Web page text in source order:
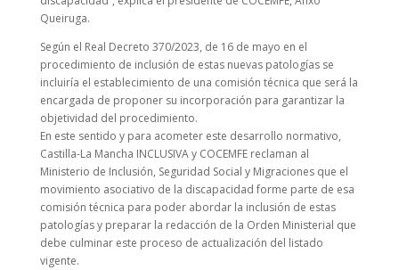
Queiruga.
Según el Real Decreto 370/2023, de 16 de mayo en el
procedimiento de inclusión de estas nuevas patologías se
incluiría el establecimiento de una comisión técnica que será la
encargada de proponer su incorporación para garantizar la
objetividad del procedimiento.
En este sentido y para acometer este desarrollo normativo,
Castilla-La Mancha INCLUSIVA y COCEMFE reclaman al
Ministerio de Inclusión, Seguridad Social y Migraciones que el
movimiento asociativo de la discapacidad forme parte de esa
comisión técnica para poder abordar la inclusión de estas
patologías y preparar la redacción de la Orden Ministerial que
debe culminar este proceso de actualización del listado
vigente.